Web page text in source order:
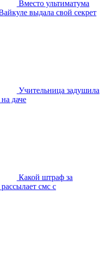
Вместо ультиматума
выдала свой секрет
Учительница задушила
даче
Какой штраф за
смс с